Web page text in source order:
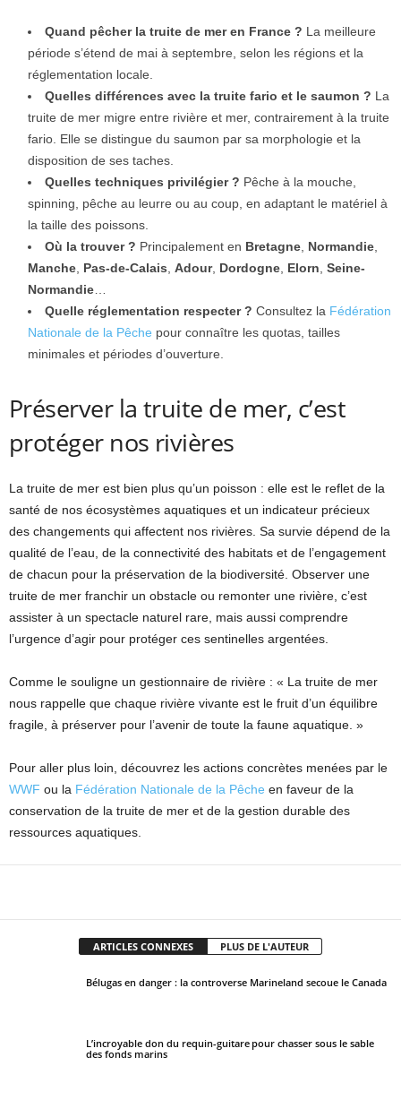
Quand pêcher la truite de mer en France ? La meilleure
période s’étend de mai à septembre, selon les régions et la
réglementation locale.
Quelles différences avec la truite fario et le saumon ? La
truite de mer migre entre rivière et mer, contrairement à la truite
fario. Elle se distingue du saumon par sa morphologie et la
disposition de ses taches.
Quelles techniques privilégier ? Pêche à la mouche,
spinning, pêche au leurre ou au coup, en adaptant le matériel à
la taille des poissons.
Où la trouver ? Principalement en Bretagne, Normandie,
Manche, Pas-de-Calais, Adour, Dordogne, Elorn, Seine-
Normandie…
Quelle réglementation respecter ? Consultez la Fédération
Nationale de la Pêche pour connaître les quotas, tailles
minimales et périodes d’ouverture.
Préserver la truite de mer, c’est
protéger nos rivières
La truite de mer est bien plus qu’un poisson : elle est le reflet de la
santé de nos écosystèmes aquatiques et un indicateur précieux
des changements qui affectent nos rivières. Sa survie dépend de la
qualité de l’eau, de la connectivité des habitats et de l’engagement
de chacun pour la préservation de la biodiversité. Observer une
truite de mer franchir un obstacle ou remonter une rivière, c’est
assister à un spectacle naturel rare, mais aussi comprendre
l’urgence d’agir pour protéger ces sentinelles argentées.
Comme le souligne un gestionnaire de rivière : « La truite de mer
nous rappelle que chaque rivière vivante est le fruit d’un équilibre
fragile, à préserver pour l’avenir de toute la faune aquatique. »
Pour aller plus loin, découvrez les actions concrètes menées par le
WWF ou la Fédération Nationale de la Pêche en faveur de la
conservation de la truite de mer et de la gestion durable des
ressources aquatiques.
ARTICLES CONNEXES PLUS DE L'AUTEUR
Bélugas en danger : la controverse Marineland secoue le Canada
L’incroyable don du requin-guitare pour chasser sous le sable
des fonds marins